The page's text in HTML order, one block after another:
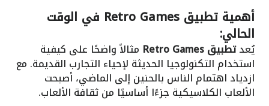
أهمية تطبيق Retro Games في الوقت
الحالي:
يُعدتطبيق Retro Games مثالاً واضحًا على كيفية
استخدام التكنولوجيا الحديثة لإحياء التجارب القديمة. مع
ازدياد اهتمام الناس بالحنين إلى الماضي، أصبحت
الألعاب الكلاسيكية جزءًا أساسيًا من ثقافة الألعاب.